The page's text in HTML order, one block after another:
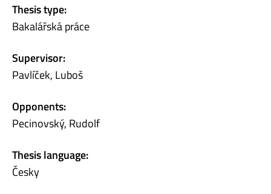
Thesis type:
Bakalářská práce
Supervisor:
Pavlíček, Luboš
Opponents:
Pecinovský, Rudolf
Thesis language:
Česky